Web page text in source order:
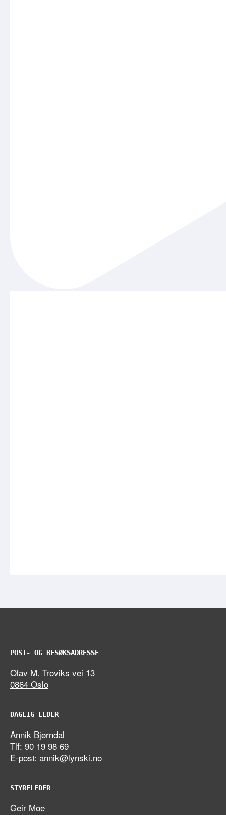
POST- OG BESØKSADRESSE
Olav M. Troviks vei 13
0864 Oslo
DAGLIG LEDER
Annik Bjørndal
Tlf: 90 19 98 69
E-post: annik@lynski.no
STYRELEDER
Geir Moe